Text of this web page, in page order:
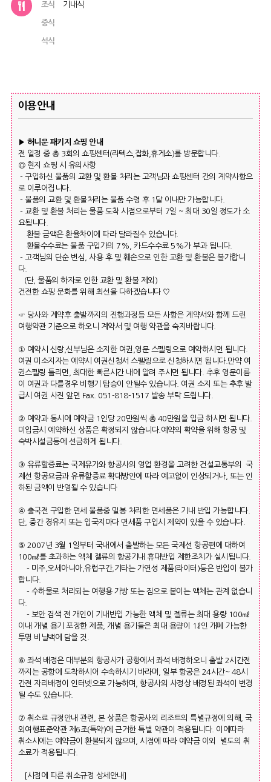
조식 기내식
중식
석식
이용안내
▶ 허니문 패키지 쇼핑 안내
전 일정 중 총 3회의 쇼핑센터(라텍스,잡화,휴게소)를 방문합니다.
◎ 현지 쇼핑 시 유의사항
- 구입하신 물품의 교환 및 환불 처리는 고객님과 쇼핑센터 간의 계약사항으
로 이루어집니다.
- 물품의 교환 및 환불처리는 물품 수령 후 1달 이내만 가능합니다.
- 교환 및 환불 처리는 물품 도착 시점으로부터 7일 ~ 최대 30일 정도가 소
요됩니다.
환불 금액은 환율차이에 따라 달라질수 있습니다.
환불수수료는 물품 구입가의 7%, 카드수수료 5%가 부과 됩니다.
- 고객님의 단순 변심, 사용 후 및 훼손으로 인한 교환 및 환불은 불가합니
다.
(단, 물품의 하자로 인한 교환 및 환불 제외)
건전한 쇼핑 문화를 위해 최선을 다하겠습니다 ♡
☞ 당사와 계약후 출발까지의 진행과정등 모든 사항은 계약서와 함께 드린
여행약관 기준으로 하오니 계약서 및 여행 약관을 숙지바랍니다.
① 예약시 신랑,신부님은 소지한 여권,영문 스펠링으로 예약하시면 됩니다.
여권 미소지자는 예약시 여권신청서 스펠링으로 신청하시면 됩니다.만약 여
권스펠링 틀리면, 최대한 빠른시간 내에 알려 주시면 됩니다. 추후 영문이름
이 여권과 다를경우 비행기 탑승이 안될수 있습니다. 여권 소지 또는 추후 발
급시 여권 사진 앞면 Fax. 051-818-1517 발송 부탁 드립니다.
② 예약과 동시에 예약금 1인당 20만원씩 총 40만원을 입금 하시면 됩니다.
미입금시 예약하신 상품은 확정되지 않습니다.예약의 확약을 위해 항공 및
숙박시설금등에 선금하게 됩니다.
③ 유류할증료는 국제유가와 항공사의 영업 환경을 고려한 건설교통부의 국
제선 항공요금과 유류할증료 확대방안에 따라 예고없이 인상되거나, 또는 인
하된 금액이 반영될 수 있습니다
④ 출국전 구입한 면세 물품중 밀봉 처리한 면세품은 기내 반입 가능합니다.
단, 중간 경유지 또는 입국지마다 면세품 구입시 제약이 있을 수 있습니다.
⑤ 2007년 3월 1일부터 국내에서 출발하는 모든 국제선 항공편에 대하여
100㎖를 초과하는 액체 젤류의 항공기내 휴대반입 제한조치가 실시됩니다.
- 미주,오세아니아,유럽구간,기타는 가연성 제품(라이터)등은 반입이 불가
합니다.
- 수하물로 처리되는 여행용 가방 또는 짐으로 붙이는 액체는 관계 없습니
다.
- 보안 검색 전 개인이 기내반입 가능한 액체 및 젤류는 최대 용량 100㎖
이내 개별 용기 포장한 제품, 개별 용기들은 최대 용량이 1ℓ인 개폐 가능한
투명 비닐백에 담을 것.
⑥ 좌석 배정은 대부분의 항공사가 공항에서 좌석 배정하오니 출발 2시간전
까지는 공항에 도착하시어 수속하시기 바라며, 일부 항공은 24시간~ 48시
간전 자리배정이 인터넷으로 가능하며, 항공사의 사정상 배정된 좌석이 변경
될 수도 있습니다.
⑦ 취소료 규정안내 관련, 본 상품은 항공사외 리조트의 특별규정에 의해, 국
외여행표준약관 제6조(특약)에 근거한 특별 약관이 적용됩니다. 이에따라
취소시에는 예약금이 환불되지 않으며, 시점에 따라 예약금 이외 별도의 취
소료가 적용됩니다.
[시점에 따른 취소규정 상세안내]